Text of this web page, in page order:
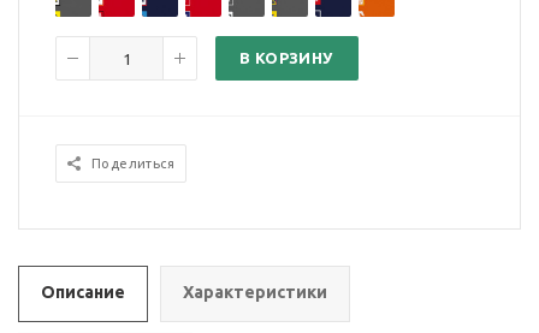
В КОРЗИНУ
Поделиться
Описание Характеристики